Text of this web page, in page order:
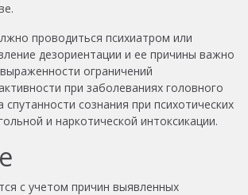
проводиться психиатром или
дезориентации и ее причины важно
ограничений
при заболеваниях головного
спутанности сознания при психотических
и наркотической интоксикации.
с учетом причин выявленных